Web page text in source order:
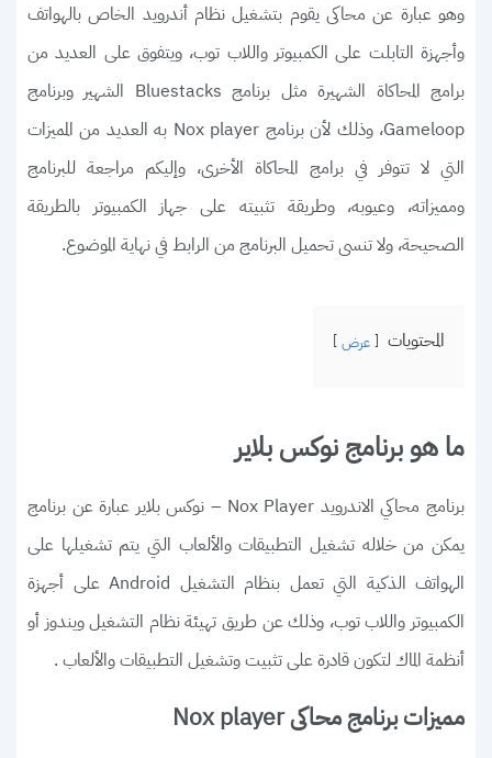
وهو عبارة عن محاكى يقوم بتشغيل نظام أندرويد الخاص بالهواتف
وأجهزة التابلت على الكمبيوتر واللاب توب، ويتفوق على العديد من
برامج المحاكاة الشهيرة مثل برنامج Bluestacks الشهير وبرنامج
Gameloop، وذلك لأن برنامج Nox player به العديد من المميزات
التي لا تتوفر في برامج المحاكاة الأخرى، وإليكم مراجعة للبرنامج
ومميزاته، وعيوبه، وطريقة تثبيته على جهاز الكمبيوتر بالطريقة
الصحيحة، ولا تنسى تحميل البرنامج من الرابط في نهاية الموضوع.
المحتويات عرض
ما هو برنامج نوكس بلاير
برنامج محاكي الاندرويد Nox Player – نوكس بلاير عبارة عن برنامج
يمكن من خلاله تشغيل التطبيقات والألعاب التي يتم تشغيلها على
الهواتف الذكية التي تعمل بنظام التشغيل Android على أجهزة
الكمبيوتر واللاب توب، وذلك عن طريق تهيئة نظام التشغيل ويندوز أو
أنظمة الماك لتكون قادرة على تثبيت وتشغيل التطبيقات والألعاب .
مميزات برنامج محاكى Nox player